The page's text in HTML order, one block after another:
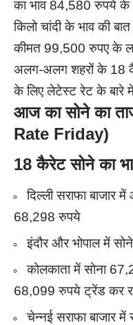
का भाव 84,580 रुपये के
किलो चांदी के भाव की
कीमत 99,500 रुपए के
अलग-अलग शहरों के 18
के लिए लेटेस्ट रेट के बारे
आज का सोने का
Rate Friday)
18 कैरेट सोने का
दिल्ली सराफा बाजार
68,298 रुपये
इंदौर और भोपाल में
कोलकाता में सोना
68,099 रुपये ट्रेंड कर
चेन्नई सराफा बाजार